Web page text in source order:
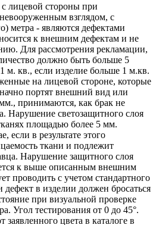
лицевой стороны при
взглядом, с
метра - являются дефектами
к внешним дефектам и не
Для рассмотрения рекламации,
должно быть больше 5
м. кв., если изделие больше 1 м.кв.
на лицевой стороне, которые
портят внешний вид или
принимаются, как брак не
Нарушение светозащитного слоя
площадью более 5 мм.
если в результате этого
ткани и подлежит
Нарушение защитного слоя
к выше описанным внешним
проводить с учетом стандартного
в изделии должен бросаться
при визуальной проверке
Угол тестирования от 0 до 45°.
цвета в каталоге в